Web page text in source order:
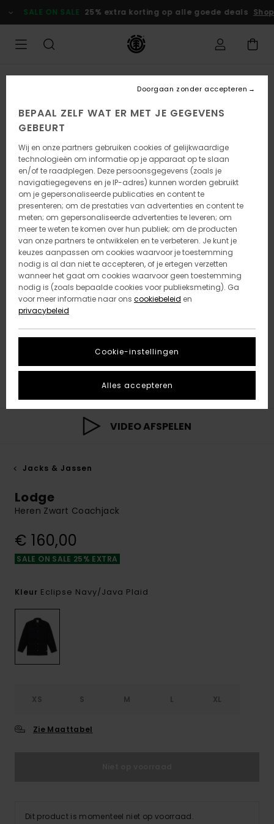
naar
Productinformatie
SALE ON SALE 25% extra korting op alle goede deals
VIDEO AFSPELEN
Jacks & Jassen
Lodge
Heren Zwart Coachjack
€ 160,00
SALE ON SALE 25% EXTRA
Kleur Eclipse Navy/java Plaid
XS S M L XL
Zie Maattabel
Dit product is momenteel niet op voorraad.
BEPAAL ZELF WAT ER MET JE GEGEVENS
GEBEURT
Wij en onze partners gebruiken cookies of gelijkwaardige
technologieën om informatie op je apparaat op te slaan
en/of te raadplegen. Deze persoonsgegevens (zoals je
navigatiegegevens en je IP-adres) kunnen worden gebruikt
om je gepersonaliseerde publicaties en content te
presenteren; om de prestaties van advertenties en content te
meten; om gepersonaliseerde advertenties te leveren; om
meer te weten te komen over hun publiek; om de producten
van onze partners te ontwikkelen en te verbeteren. Je kunt je
keuzes aanpassen om cookies waarvoor je toestemming
nodig is al dan niet te accepteren, of je ertegen verzetten
wanneer het gaat om cookies waarvoor geen toestemming
nodig is (zoals bepaalde cookies voor publieksmeting). Ga
voor meer informatie naar ons cookiebeleid en
privacybeleid
Cookie-instellingen
Doorgaan zonder accepteren
Alles accepteren